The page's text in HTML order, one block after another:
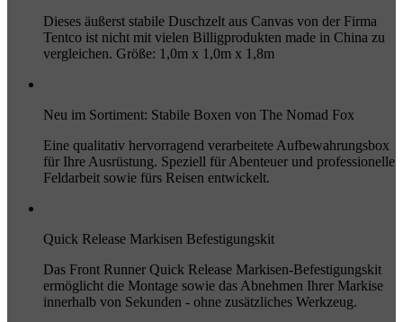
Dieses äußerst stabile Duschzelt aus Canvas von der Firma
Tentco ist nicht mit vielen Billigprodukten made in China zu
vergleichen. Größe: 1,0m x 1,0m x 1,8m
Neu im Sortiment: Stabile Boxen von The Nomad Fox
Eine qualitativ hervorragend verarbeitete Aufbewahrungsbox
für Ihre Ausrüstung. Speziell für Abenteuer und professionelle
Feldarbeit sowie fürs Reisen entwickelt.
Quick Release Markisen Befestigungskit
Das Front Runner Quick Release Markisen-Befestigungskit
ermöglicht die Montage sowie das Abnehmen Ihrer Markise
innerhalb von Sekunden - ohne zusätzliches Werkzeug.